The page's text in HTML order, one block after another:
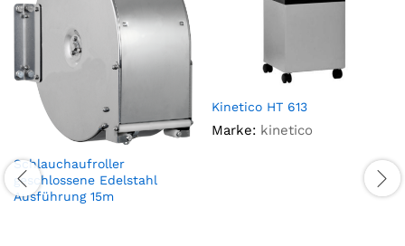
Schlauchaufroller
geschlossene Edelstahl
Ausführung 15m
Kinetico HT 613
Marke: kinetico